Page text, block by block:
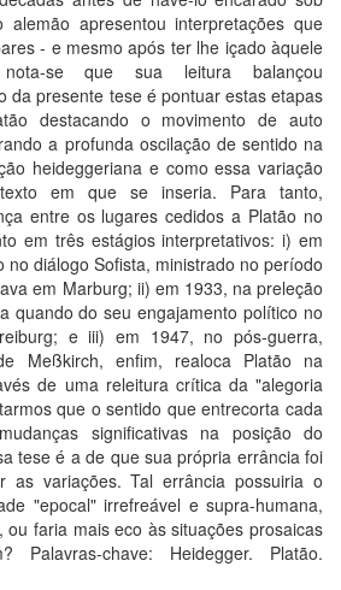
apresentou interpretações que
- e mesmo após ter lhe içado àquele
se que sua leitura balançou
da presente tese é pontuar estas etapas
destacando o movimento de auto
a profunda oscilação de sentido na
heideggeriana e como essa variação
em que se inseria. Para tanto,
entre os lugares cedidos a Platão no
em três estágios interpretativos: i) em
no diálogo Sofista, ministrado no período
em Marburg; ii) em 1933, na preleção
quando do seu engajamento político no
e iii) em 1947, no pós-guerra,
Meßkirch, enfim, realoca Platão na
de uma releitura crítica da "alegoria
que o sentido que entrecorta cada
significativas na posição do
tese é a de que sua própria errância foi
as variações. Tal errância possuiria o
"epocal" irrefreável e supra-humana,
ou faria mais eco às situações prosaicas
Palavras-chave: Heidegger. Platão.